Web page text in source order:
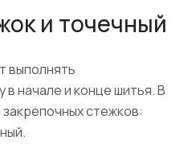
и точечный
выполнять
начале и конце шитья. В
стежков: